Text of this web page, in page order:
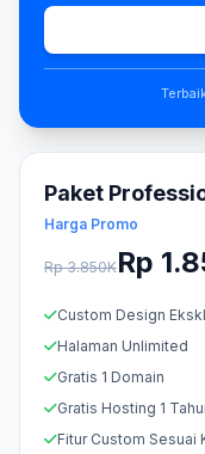
Paket
Harga Promo
Rp 3.850KRp
Custom Design
Halaman Unlimited
Gratis 1 Domain
Gratis Hosting 1
Fitur Custom Sesuai